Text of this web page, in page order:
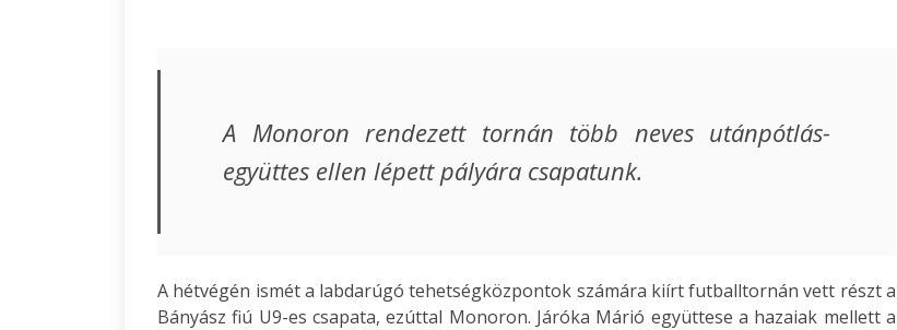
A Monoron rendezett tornán több neves utánpótlás-
együttes ellen lépett pályára csapatunk.
A hétvégén ismét a labdarúgó tehetségközpontok számára kiírt futballtornán vett részt a
Bányász fiú U9-es csapata, ezúttal Monoron. Járóka Márió együttese a hazaiak mellett a